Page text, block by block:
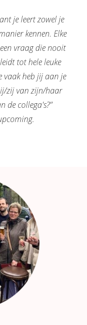
je leert zowel je
kennen. Elke
vraag die nooit
tot hele leuke
vaak heb jij aan je
zij van zijn/haar
de collega's?"